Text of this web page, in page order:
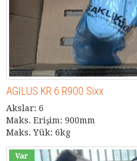
AGILUS KR 6 R900 Sixx
Akslar: 6
Maks. Erişim: 900mm
Maks. Yük: 6kg
Var